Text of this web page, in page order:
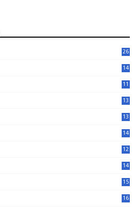
26
14
11
13
13
14
12
14
15
16